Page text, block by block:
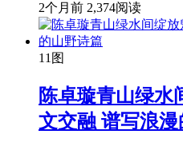
2个月前 2,374阅读
11图
陈卓璇青山绿水
文交融 谱写浪